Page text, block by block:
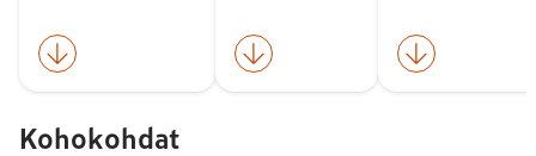
Kohokohdat